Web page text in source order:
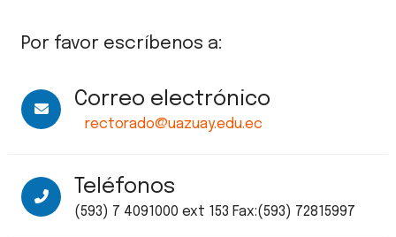
Por favor escríbenos a:
Correo electrónico
rectorado@uazuay.edu.ec
Teléfonos
(593) 7 4091000 ext 153 Fax:(593) 72815997